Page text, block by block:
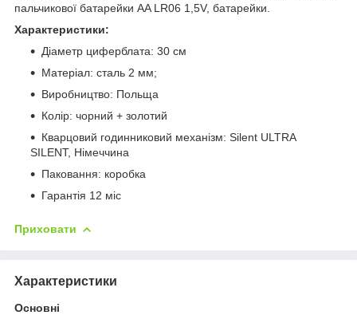
пальчикової батарейки AA LR06 1,5V, батарейки.
Характеристики:
Діаметр циферблата: 30 cм
Матеріал: сталь 2 мм;
Виробництво: Польща
Колір: чорний + золотий
Кварцовий годинниковий механізм: Silent ULTRA
SILENT, Німеччина
Паковання: коробка
Гарантія 12 міс
Приховати
Характеристики
Основні